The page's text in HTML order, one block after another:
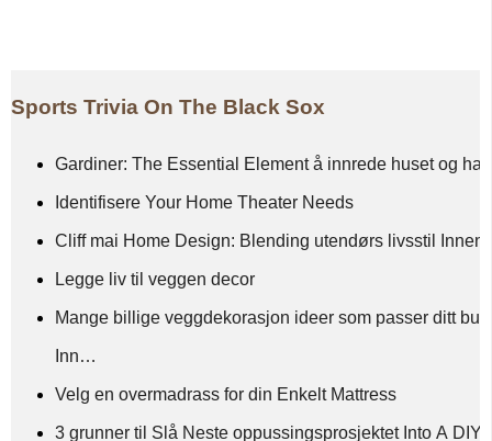
Sports Trivia On The Black Sox
Gardiner: The Essential Element å innrede huset og
Identifisere Your Home Theater Needs
Cliff mai Home Design: Blending utendørs livsstil
Legge liv til veggen decor
Mange billige veggdekorasjon ideer som passer ditt
Inn…
Velg en overmadrass for din Enkelt Mattress
3 grunner til Slå Neste oppussingsprosjektet Into A DIY